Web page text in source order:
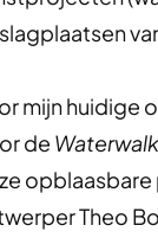
mijn huidige
de
Theo